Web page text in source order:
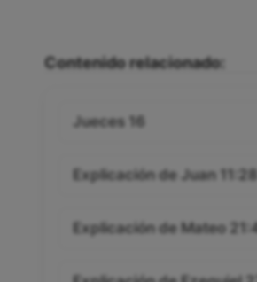
Contenido relacionado:
Jueces 16
Explicación de Juan 11:28
Explicación de Mateo